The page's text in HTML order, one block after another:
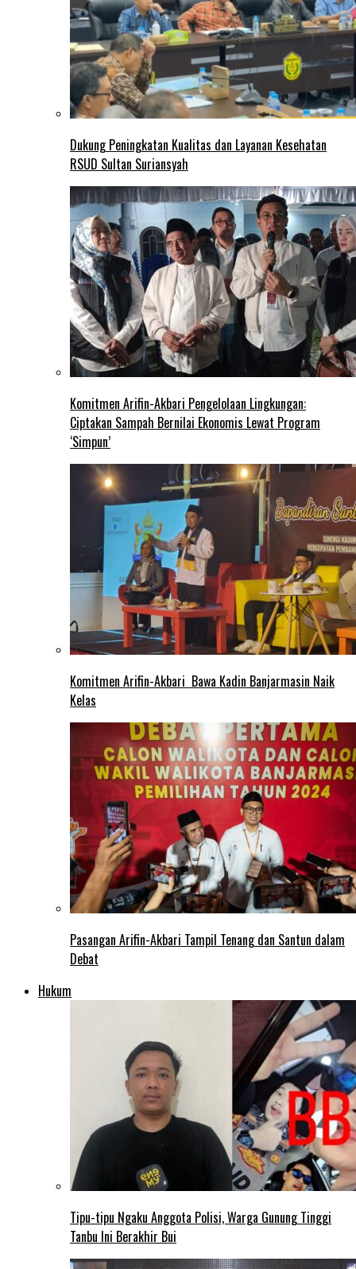
Dukung Peningkatan Kualitas dan Layanan Kesehatan
RSUD Sultan Suriansyah
Komitmen Arifin-Akbari Pengelolaan Lingkungan:
Ciptakan Sampah Bernilai Ekonomis Lewat Program
‘Simpun’
Komitmen Arifin-Akbari Bawa Kadin Banjarmasin Naik
Kelas
Pasangan Arifin-Akbari Tampil Tenang dan Santun dalam
Debat
Hukum
Tipu-tipu Ngaku Anggota Polisi, Warga Gunung Tinggi
Tanbu Ini Berakhir Bui